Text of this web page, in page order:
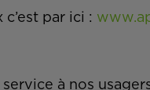
par ici :
à nos